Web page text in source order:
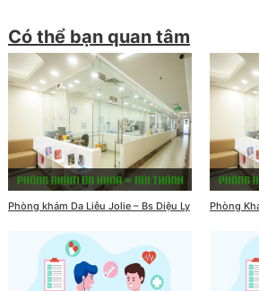
Có thể bạn quan tâm
Phòng khám Da Liễu Jolie – Bs Diệu Ly Phòng